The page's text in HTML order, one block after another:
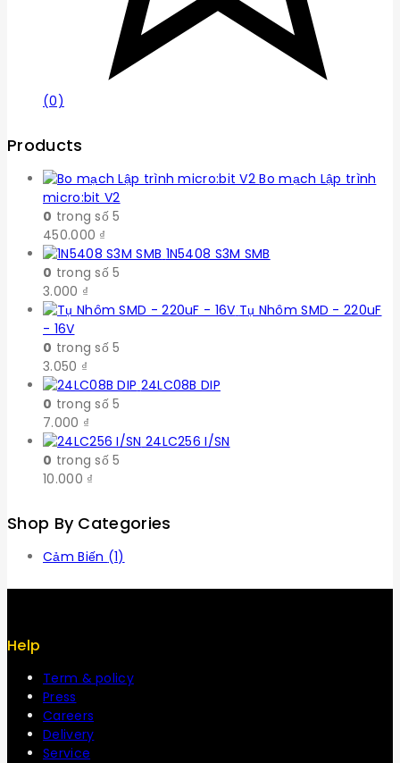
(0)
Products
Bo mạch Lập trình
micro:bit V2
0 trong số 5
450.000 ₫
1N5408 S3M SMB
0 trong số 5
3.000 ₫
Tụ Nhôm SMD - 220uF
- 16V
0 trong số 5
3.050 ₫
24LC08B DIP
0 trong số 5
7.000 ₫
24LC256 I/SN
0 trong số 5
10.000 ₫
Shop By Categories
Cảm Biến (1)
Help
Term & policy
Press
Careers
Delivery
Service